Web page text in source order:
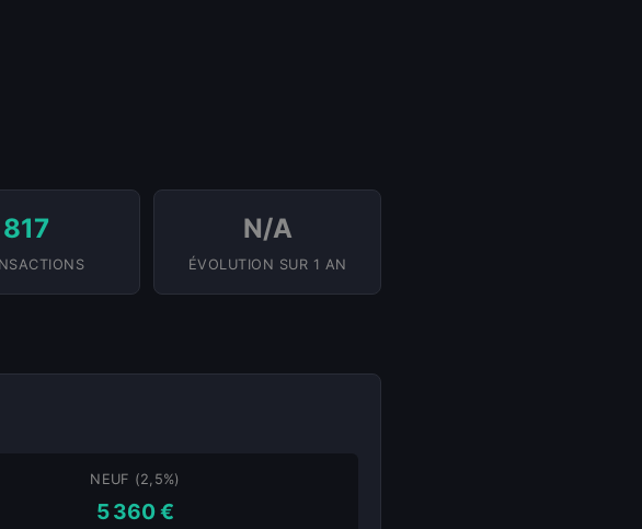
817 N/A
ÉVOLUTION SUR 1 AN
NEUF (2,5%)
5 360 €